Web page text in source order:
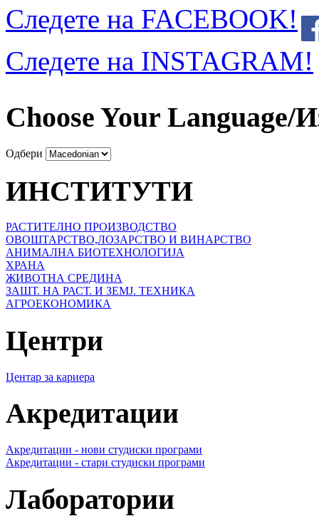
Следете на FACEBOOK!
Следете на INSTAGRAM!
Choose Your Language/
Одбери
ИНСТИТУТИ
РАСТИТЕЛНО ПРОИЗВОДСТВО
ОВОШТАРСТВО,ЛОЗАРСТВО И ВИНАРСТВО
АНИМАЛНА БИОТЕХНОЛОГИЈА
ХРАНА
ЖИВОТНА СРЕДИНА
ЗАШТ. НА РАСТ. И ЗЕМЈ. ТЕХНИКА
АГРОЕКОНОМИКА
Центри
Центар за кариера
Акредитации
Акредитации - нови студиски програми
Акредитации - стари студиски програми
Лаборатории